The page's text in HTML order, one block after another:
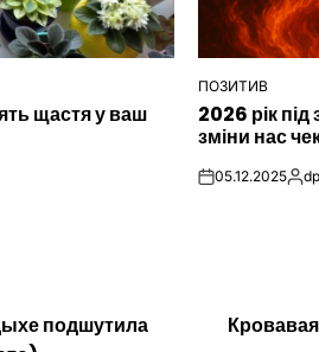
щастя у ваш
ОПУБЛІКУВАТИ
У
ПОЗИТИВ
2026 рік
зміни нас
on05.12.2025
подшутила